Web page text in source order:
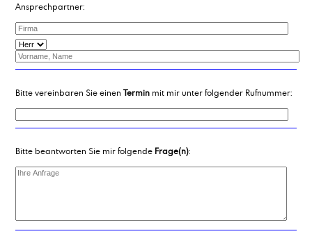
Äpfelsäure
Ascorbinsäure
Ätzkali in Schuppen
Ätznatron in Perlen
Azelainsäure
Ansprechpartner:
Bitte vereinbaren Sie einen Terminmit mir unter folgender Rufnummer:
Bitte beantworten Sie mir folgende Frage(n):